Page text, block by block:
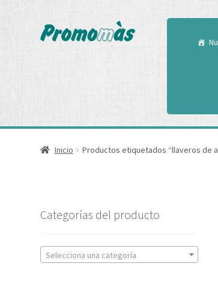
Inicio Productos etiquetados “llaveros de
Categorías del producto
Selecciona una categoría